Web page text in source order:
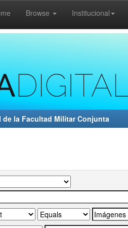
Browse Institucional
la Facultad Militar Conjunta